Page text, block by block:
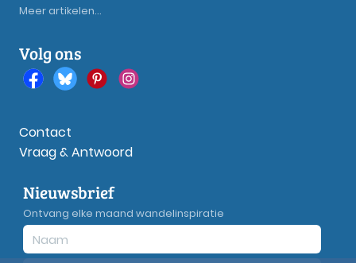
Meer artikelen...
Volg ons
Contact
Vraag & Antwoord
Nieuwsbrief
Ontvang elke maand wandelinspiratie